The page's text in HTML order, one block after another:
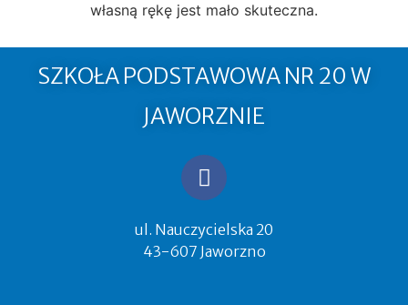
własną rękę jest mało skuteczna.
SZKOŁA PODSTAWOWA NR 20 W
JAWORZNIE
ul. Nauczycielska 20
43-607 Jaworzno